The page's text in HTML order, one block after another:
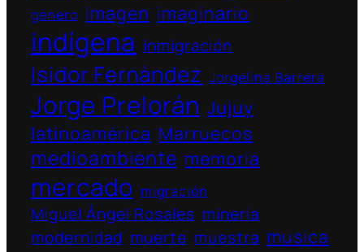
género imagen imaginario
indígena inmigración
Isidor Fernàndez Jorgelina Barrera
Jorge Prelorán Jujuy
latinoamérica Marruecos
medioambiente memoria
mercado migración
Miguel Ángel Rosales minería
modernidad muerte muestra musica